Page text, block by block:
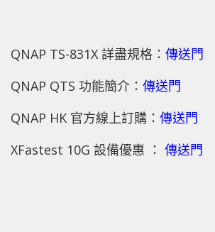
QNAP TS-831X 詳盡規格： 傳送門
QNAP QTS 功能簡介： 傳送門
QNAP HK 官方線上訂購： 傳送門
XFastest 10G 設備優惠 ： 傳送門